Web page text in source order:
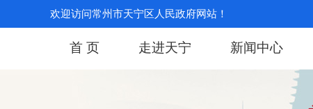
欢迎访问常州市天宁区人民政府网站！
首 页 走进天宁 新闻中心